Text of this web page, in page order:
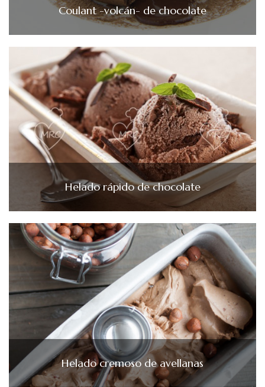
Coulant -volcán- de chocolate
Helado rápido de chocolate
Helado cremoso de avellanas